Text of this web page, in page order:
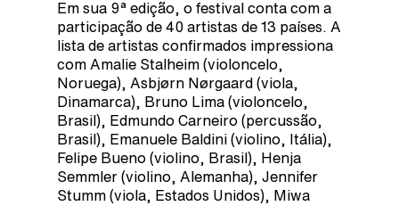
Em sua 9ª edição, o festival conta com a
participação de 40 artistas de 13 países. A
lista de artistas confirmados impressiona
com Amalie Stalheim (violoncelo,
Noruega), Asbjørn Nørgaard (viola,
Dinamarca), Bruno Lima (violoncelo,
Brasil), Edmundo Carneiro (percussão,
Brasil), Emanuele Baldini (violino, Itália),
Felipe Bueno (violino, Brasil), Henja
Semmler (violino, Alemanha), Jennifer
Stumm (viola, Estados Unidos), Miwa